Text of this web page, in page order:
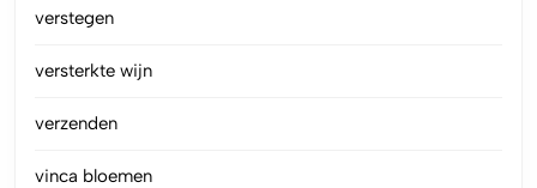
verstegen
versterkte wijn
verzenden
vinca bloemen